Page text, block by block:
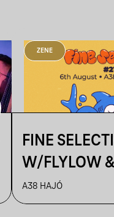
ZENE
FINE
W/FLYLOW
A38 HAJÓ